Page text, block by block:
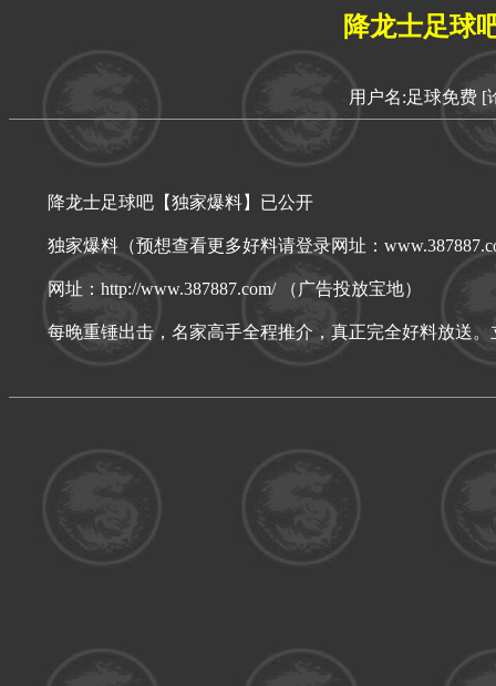
降龙士足球
用户名:足球免费 [
降龙士足球吧【独家爆料】已公开
独家爆料（预想查看更多好料请登录网址：
网址：http://www.387887.com/ （广告投放宝地）
每晚重锤出击，名家高手全程推介，真正完全好料放送